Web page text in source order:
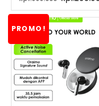
aslinya
adalah:
PROMO!